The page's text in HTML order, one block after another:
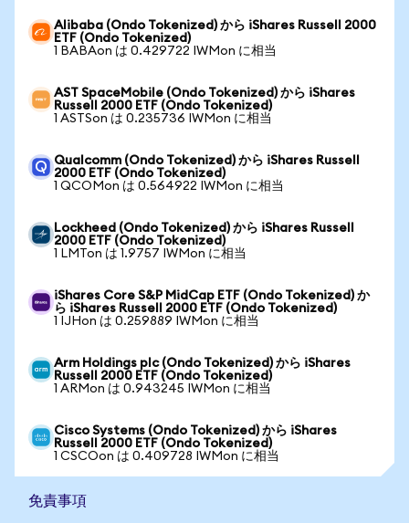
Alibaba (Ondo Tokenized) から iShares Russell 2000
ETF (Ondo Tokenized)
1 BABAon は 0.429722 IWMon に相当
AST SpaceMobile (Ondo Tokenized) から iShares
Russell 2000 ETF (Ondo Tokenized)
1 ASTSon は 0.235736 IWMon に相当
Qualcomm (Ondo Tokenized) から iShares Russell
2000 ETF (Ondo Tokenized)
1 QCOMon は 0.564922 IWMon に相当
Lockheed (Ondo Tokenized) から iShares Russell
2000 ETF (Ondo Tokenized)
1 LMTon は 1.9757 IWMon に相当
iShares Core S&P MidCap ETF (Ondo Tokenized) か
ら iShares Russell 2000 ETF (Ondo Tokenized)
1 IJHon は 0.259889 IWMon に相当
Arm Holdings plc (Ondo Tokenized) から iShares
Russell 2000 ETF (Ondo Tokenized)
1 ARMon は 0.943245 IWMon に相当
Cisco Systems (Ondo Tokenized) から iShares
Russell 2000 ETF (Ondo Tokenized)
1 CSCOon は 0.409728 IWMon に相当
免責事項